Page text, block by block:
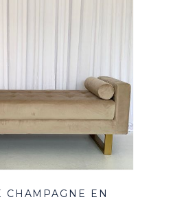
CHAMPAGNE EN